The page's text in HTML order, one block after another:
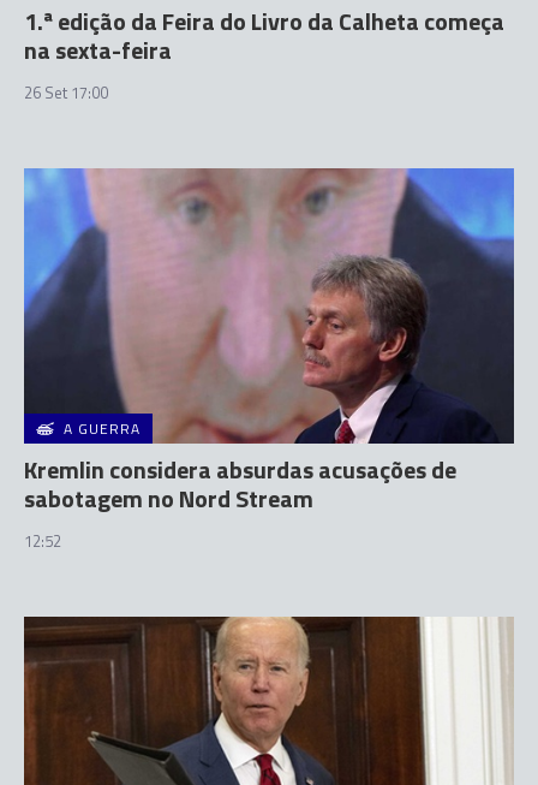
1.ª edição da Feira do Livro da Calheta começa
na sexta-feira
26 Set 17:00
A GUERRA
Kremlin considera absurdas acusações de
sabotagem no Nord Stream
12:52